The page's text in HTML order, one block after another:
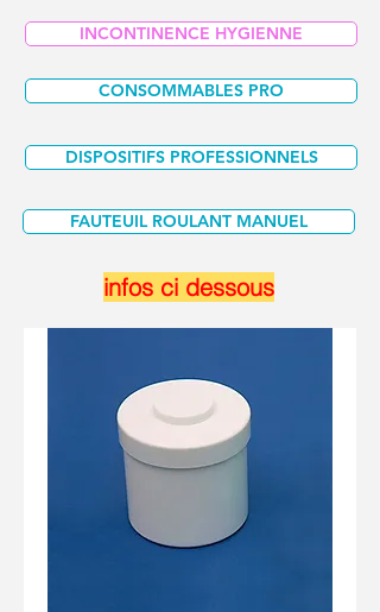
DISPOSITIFS PROFESSIONNELS
INCONTINENCE HYGIENNE
CONSOMMABLES PRO
FAUTEUIL ROULANT MANUEL
infos ci dessous